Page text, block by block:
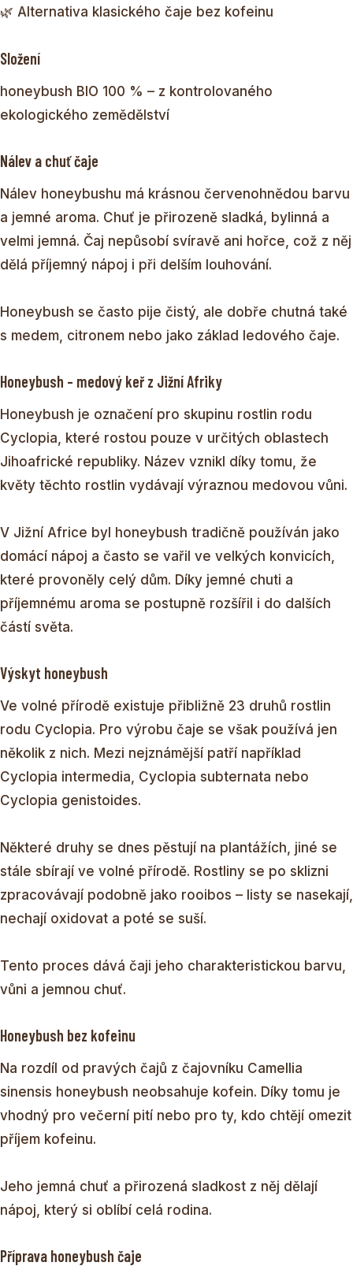
🌿 Alternativa klasického čaje bez kofeinu
Složení
honeybush BIO 100 % – z kontrolovaného
ekologického zemědělství
Nálev a chuť čaje
Nálev honeybushu má krásnou červenohnědou barvu
a jemné aroma. Chuť je přirozeně sladká, bylinná a
velmi jemná. Čaj nepůsobí svíravě ani hořce, což z něj
dělá příjemný nápoj i při delším louhování.
Honeybush se často pije čistý, ale dobře chutná také
s medem, citronem nebo jako základ ledového čaje.
Honeybush – medový keř z Jižní Afriky
Honeybush je označení pro skupinu rostlin rodu
Cyclopia, které rostou pouze v určitých oblastech
Jihoafrické republiky. Název vznikl díky tomu, že
květy těchto rostlin vydávají výraznou medovou vůni.
V Jižní Africe byl honeybush tradičně používán jako
domácí nápoj a často se vařil ve velkých konvicích,
které provoněly celý dům. Díky jemné chuti a
příjemnému aroma se postupně rozšířil i do dalších
částí světa.
Výskyt honeybush
Ve volné přírodě existuje přibližně 23 druhů rostlin
rodu Cyclopia. Pro výrobu čaje se však používá jen
několik z nich. Mezi nejznámější patří například
Cyclopia intermedia, Cyclopia subternata nebo
Cyclopia genistoides.
Některé druhy se dnes pěstují na plantážích, jiné se
stále sbírají ve volné přírodě. Rostliny se po sklizni
zpracovávají podobně jako rooibos – listy se nasekají,
nechají oxidovat a poté se suší.
Tento proces dává čaji jeho charakteristickou barvu,
vůni a jemnou chuť.
Honeybush bez kofeinu
Na rozdíl od pravých čajů z čajovníku Camellia
sinensis honeybush neobsahuje kofein. Díky tomu je
vhodný pro večerní pití nebo pro ty, kdo chtějí omezit
příjem kofeinu.
Jeho jemná chuť a přirozená sladkost z něj dělají
nápoj, který si oblíbí celá rodina.
Příprava honeybush čaje